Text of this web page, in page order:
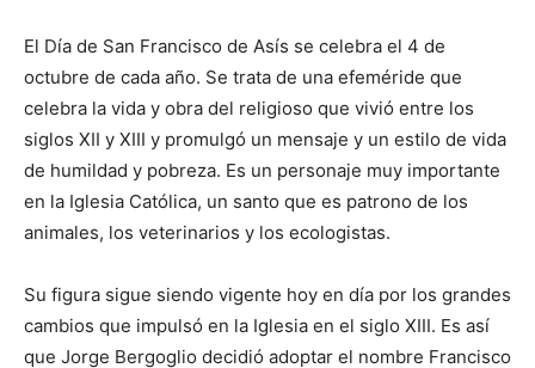
que
El Día de San Francisco de Asís se celebra el 4 de
octubre de cada año. Se trata de una efeméride que
celebra la vida y obra del religioso que vivió entre los
siglos XII y XIII y promulgó un mensaje y un estilo de vida
de humildad y pobreza. Es un personaje muy importante
en la Iglesia Católica, un santo que es patrono de los
animales, los veterinarios y los ecologistas.
Su figura sigue siendo vigente hoy en día por los grandes
cambios que impulsó en la Iglesia en el siglo XIII. Es así
que Jorge Bergoglio decidió adoptar el nombre Francisco